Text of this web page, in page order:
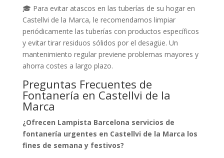
🎓 Para evitar atascos en las tuberías de su hogar en
Castellvi de la Marca, le recomendamos limpiar
periódicamente las tuberías con productos específicos
y evitar tirar residuos sólidos por el desagüe. Un
mantenimiento regular previene problemas mayores y
ahorra costes a largo plazo.
Preguntas Frecuentes de
Fontanería en Castellvi de la
Marca
¿Ofrecen Lampista Barcelona servicios de
fontanería urgentes en Castellvi de la Marca los
fines de semana y festivos?